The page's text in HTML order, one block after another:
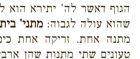
הגוף דאשר לה' יתירא הוא
שהוא עולה לגבוה: מתני'
מתנה אחת. זריקה אחת
טעונים שתי מתנות שהן